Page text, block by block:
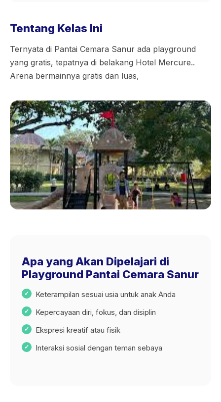
Tentang Kelas Ini
Ternyata di Pantai Cemara Sanur ada playground
yang gratis, tepatnya di belakang Hotel Mercure..
Arena bermainnya gratis dan luas,
Apa yang Akan Dipelajari di
Playground Pantai Cemara Sanur
Keterampilan sesuai usia untuk anak Anda
Kepercayaan diri, fokus, dan disiplin
Ekspresi kreatif atau fisik
Interaksi sosial dengan teman sebaya